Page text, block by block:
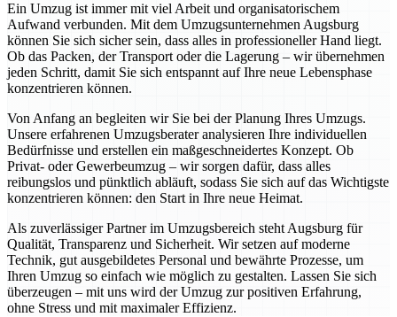
Ein Umzug ist immer mit viel Arbeit und organisatorischem
Aufwand verbunden. Mit dem Umzugsunternehmen Augsburg
können Sie sich sicher sein, dass alles in professioneller Hand liegt.
Ob das Packen, der Transport oder die Lagerung – wir übernehmen
jeden Schritt, damit Sie sich entspannt auf Ihre neue Lebensphase
konzentrieren können.
Von Anfang an begleiten wir Sie bei der Planung Ihres Umzugs.
Unsere erfahrenen Umzugsberater analysieren Ihre individuellen
Bedürfnisse und erstellen ein maßgeschneidertes Konzept. Ob
Privat- oder Gewerbeumzug – wir sorgen dafür, dass alles
reibungslos und pünktlich abläuft, sodass Sie sich auf das Wichtigste
konzentrieren können: den Start in Ihre neue Heimat.
Als zuverlässiger Partner im Umzugsbereich steht Augsburg für
Qualität, Transparenz und Sicherheit. Wir setzen auf moderne
Technik, gut ausgebildetes Personal und bewährte Prozesse, um
Ihren Umzug so einfach wie möglich zu gestalten. Lassen Sie sich
überzeugen – mit uns wird der Umzug zur positiven Erfahrung,
ohne Stress und mit maximaler Effizienz.